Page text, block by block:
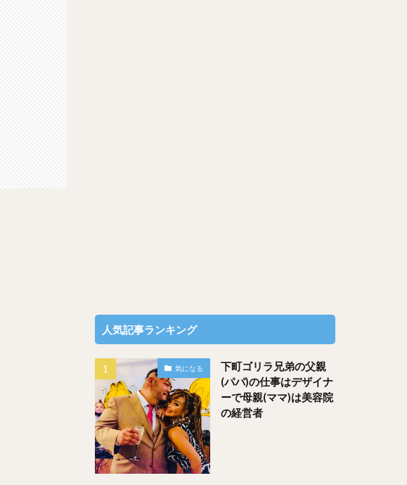
人気記事ランキング
気になる
下町ゴリラ兄弟の父親
(パパ)の仕事はデザイナ
ーで母親(ママ)は美容院
の経営者